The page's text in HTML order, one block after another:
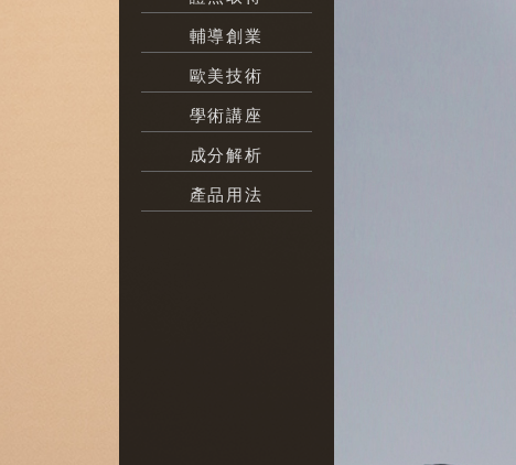
輔導創業
歐美技術
學術講座
成分解析
產品用法